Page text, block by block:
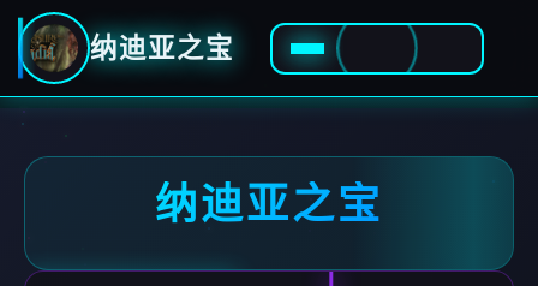
纳迪亚之宝
纳迪亚之宝